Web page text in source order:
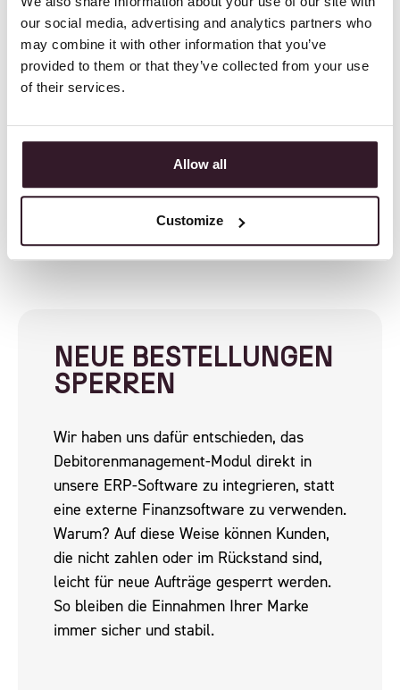
our social media, advertising and analytics partners who
may combine it with other information that you’ve
provided to them or that they’ve collected from your use
of their services.
Allow all
Customize
NEUE BESTELLUNGEN
SPERREN
Wir haben uns dafür entschieden, das
Debitorenmanagement-Modul direkt in
unsere ERP-Software zu integrieren, statt
eine externe Finanzsoftware zu verwenden.
Warum? Auf diese Weise können Kunden,
die nicht zahlen oder im Rückstand sind,
leicht für neue Aufträge gesperrt werden.
So bleiben die Einnahmen Ihrer Marke
immer sicher und stabil.